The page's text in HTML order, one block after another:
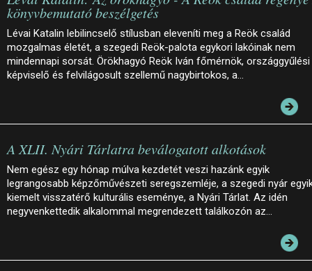
könyvbemutató beszélgetés
Lévai Katalin lebilincselő stílusban eleveníti meg a Reök család
mozgalmas életét, a szegedi Reök-palota egykori lakóinak nem
mindennapi sorsát. Örökhagyó Reök Iván főmérnök, országgyűlési
képviselő és felvilágosult szellemű nagybirtokos, a…
A XLII. Nyári Tárlatra beválogatott alkotások
Nem egész egy hónap múlva kezdetét veszi hazánk egyik
legrangosabb képzőművészeti seregszemléje, a szegedi nyár
kiemelt visszatérő kulturális eseménye, a Nyári Tárlat. Az idén
negyvenkettedik alkalommal megrendezett találkozón az…